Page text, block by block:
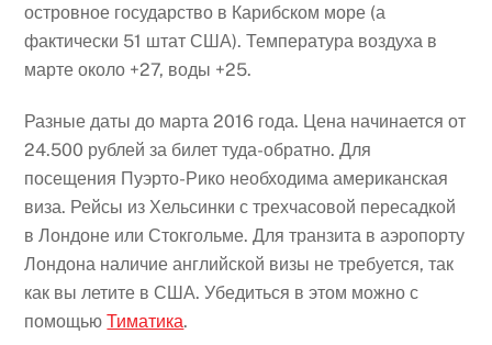
островное государство в Карибском море (а
фактически 51 штат США). Температура воздуха в
марте около +27, воды +25.
Разные даты до марта 2016 года. Цена начинается от
24.500 рублей за билет туда-обратно. Для
посещения Пуэрто-Рико необходима американская
виза. Рейсы из Хельсинки с трехчасовой пересадкой
в Лондоне или Стокгольме. Для транзита в аэропорту
Лондона наличие английской визы не требуется, так
как вы летите в США. Убедиться в этом можно с
помощьюТиматика.